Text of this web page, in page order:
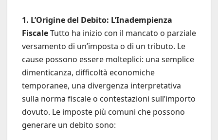
1. L’Origine del Debito: L’Inadempienza
FiscaleTutto ha inizio con il mancato o parziale
versamento di un’imposta o di un tributo. Le
cause possono essere molteplici: una semplice
dimenticanza, difficoltà economiche
temporanee, una divergenza interpretativa
sulla norma fiscale o contestazioni sull’importo
dovuto. Le imposte più comuni che possono
generare un debito sono: